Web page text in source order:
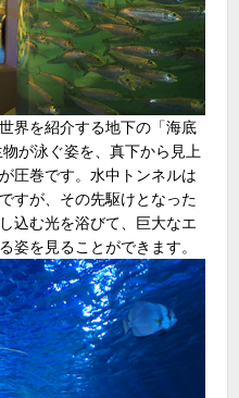
界を紹介する地下の「海底
が泳ぐ姿を、真下から見上
圧巻です。水中トンネルは
すが、その先駆けとなった
込む光を浴びて、巨大なエ
姿を見ることができます。